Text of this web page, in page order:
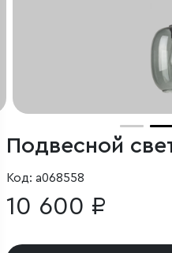
Код: a068558
10 600 ₽